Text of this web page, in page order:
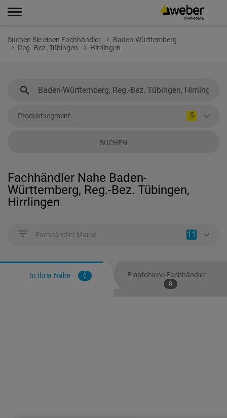
Suchen Sie einen Fachhändler
Baden-Württemberg
Reg.-Bez. Tübingen
Hirrlingen
Produktsegment 5
SUCHEN
Fachhändler Nahe Baden-
Württemberg, Reg.-Bez. Tübingen,
Hirrlingen
Fachhändler Marke 11
In Ihrer Nähe 0 Empfohlene Fachhändler
0